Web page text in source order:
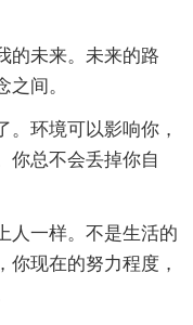
的未来。未来的路
之间。
。环境可以影响你，
你总不会丢掉你自
人一样。不是生活的
现在的努力程度，